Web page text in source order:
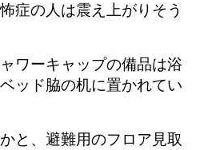
症の人は震え上がりそう
ワーキャップの備品は浴
ッド脇の机に置かれてい
と、避難用のフロア見取